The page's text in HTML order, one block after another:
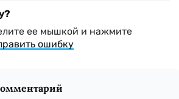
ее мышкой и нажмите
ошибку